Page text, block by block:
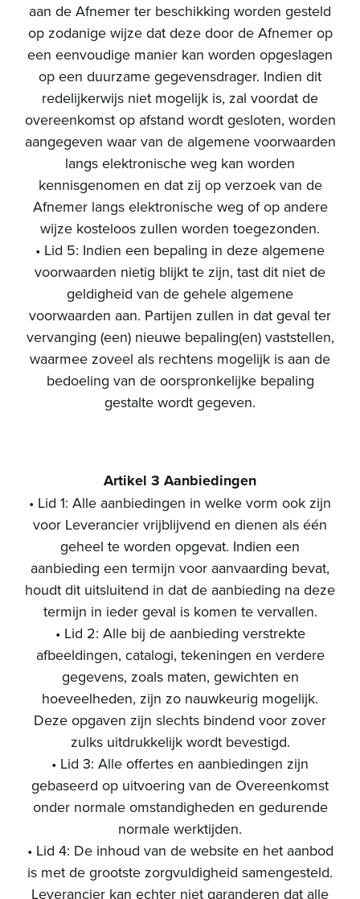
aan de Afnemer ter beschikking worden gesteld
op zodanige wijze dat deze door de Afnemer op
een eenvoudige manier kan worden opgeslagen
op een duurzame gegevensdrager. Indien dit
redelijkerwijs niet mogelijk is, zal voordat de
overeenkomst op afstand wordt gesloten, worden
aangegeven waar van de algemene voorwaarden
langs elektronische weg kan worden
kennisgenomen en dat zij op verzoek van de
Afnemer langs elektronische weg of op andere
wijze kosteloos zullen worden toegezonden.
• Lid 5: Indien een bepaling in deze algemene
voorwaarden nietig blijkt te zijn, tast dit niet de
geldigheid van de gehele algemene
voorwaarden aan. Partijen zullen in dat geval ter
vervanging (een) nieuwe bepaling(en) vaststellen,
waarmee zoveel als rechtens mogelijk is aan de
bedoeling van de oorspronkelijke bepaling
gestalte wordt gegeven.
Artikel 3 Aanbiedingen
• Lid 1: Alle aanbiedingen in welke vorm ook zijn
voor Leverancier vrijblijvend en dienen als één
geheel te worden opgevat. Indien een
aanbieding een termijn voor aanvaarding bevat,
houdt dit uitsluitend in dat de aanbieding na deze
termijn in ieder geval is komen te vervallen.
• Lid 2: Alle bij de aanbieding verstrekte
afbeeldingen, catalogi, tekeningen en verdere
gegevens, zoals maten, gewichten en
hoeveelheden, zijn zo nauwkeurig mogelijk.
Deze opgaven zijn slechts bindend voor zover
zulks uitdrukkelijk wordt bevestigd.
• Lid 3: Alle offertes en aanbiedingen zijn
gebaseerd op uitvoering van de Overeenkomst
onder normale omstandigheden en gedurende
normale werktijden.
• Lid 4: De inhoud van de website en het aanbod
is met de grootste zorgvuldigheid samengesteld.
Leverancier kan echter niet garanderen dat alle